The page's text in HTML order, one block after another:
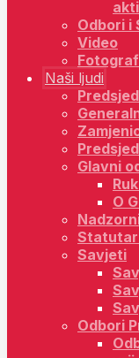
Odbori i
Video
Naši ljudi
Glavni
O
Savjeti
Odbori